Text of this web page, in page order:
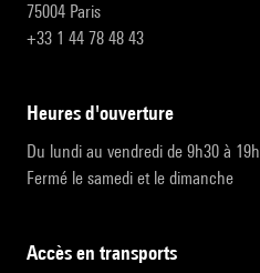
75004 Paris
+33 1 44 78 48 43
heures d'ouverture
Du lundi au vendredi de 9h30 à 19h
Fermé le samedi et le dimanche
accès en transports